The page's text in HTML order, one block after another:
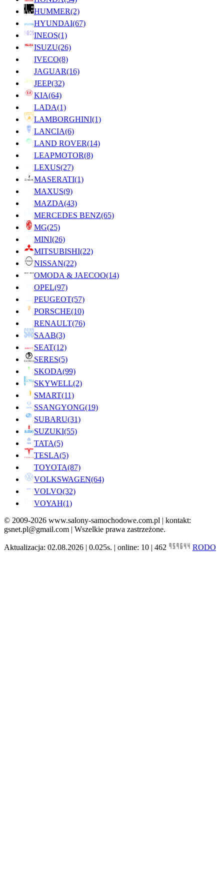
HUMMER(2)
HYUNDAI(67)
INEOS(1)
ISUZU(26)
IVECO(8)
JAGUAR(16)
JEEP(32)
KIA(64)
LADA(1)
LAMBORGHINI(1)
LANCIA(6)
LAND ROVER(14)
LEAPMOTOR(8)
LEXUS(27)
MASERATI(1)
MAXUS(9)
MAZDA(43)
MERCEDES BENZ(65)
MG(25)
MINI(26)
MITSUBISHI(22)
NISSAN(22)
OMODA & JAECOO(14)
OPEL(97)
PEUGEOT(57)
PORSCHE(10)
RENAULT(76)
SAAB(3)
SEAT(12)
SERES(5)
SKODA(99)
SKYWELL(2)
SMART(11)
SSANGYONG(19)
SUBARU(31)
SUZUKI(55)
TATA(5)
TESLA(5)
TOYOTA(87)
VOLKSWAGEN(64)
VOLVO(32)
VOYAH(1)
© 2009-2026 www.salony-samochodowe.com.pl | kontakt:
gsnet.pl@gmail.com | Wszelkie prawa zastrzeżone.
Aktualizacja: 02.08.2026 | 0.025s. | online: 10 | 462 RODO